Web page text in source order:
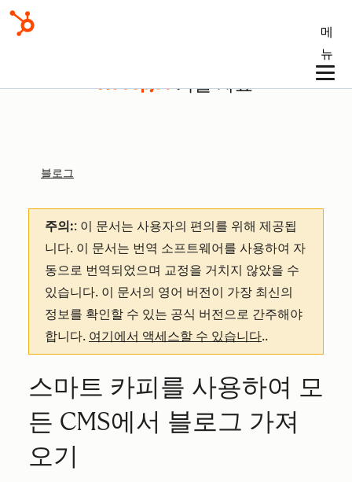
메
뉴
기술 자료
블로그
주의:: 이 문서는 사용자의 편의를 위해 제공됩
니다. 이 문서는 번역 소프트웨어를 사용하여 자
동으로 번역되었으며 교정을 거치지 않았을 수
있습니다. 이 문서의 영어 버전이 가장 최신의
정보를 확인할 수 있는 공식 버전으로 간주해야
합니다. 여기에서 액세스할 수 있습니다..
스마트 카피를 사용하여 모
든 CMS에서 블로그 가져
오기